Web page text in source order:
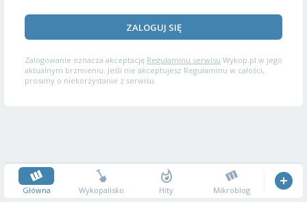
ZALOGUJ SIĘ
Zalogowanie oznacza akceptację Regulaminu serwisu Wykop.pl w jego
aktualnym brzmieniu. Jeśli nie akceptujesz Regulaminu w całości,
prosimy o niekorzystanie z serwisu.
Główna Wykopalisko Hity Mikroblog